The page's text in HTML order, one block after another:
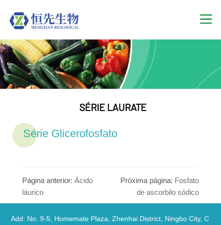
SÉRIE LAURATE
Série Glicerofosfato
Página anterior: Ácido
láurico
Próxima página: Fosfato
de ascorbilo sódico
Add: No. 9-5, Homemate Plaza, Zhenhai District, Ningbo City, C